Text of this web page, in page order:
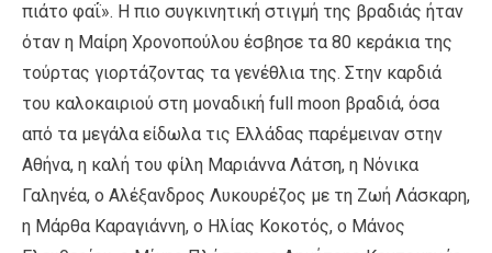
πιάτο φαΐ». Η πιο συγκινητική στιγμή της βραδιάς ήταν
όταν η Μαίρη Χρονοπούλου έσβησε τα 80 κεράκια της
τούρτας γιορτάζοντας τα γενέθλια της. Στην καρδιά
του καλοκαιριού στη μοναδική full moon βραδιά, όσα
από τα μεγάλα είδωλα τις Ελλάδας παρέμειναν στην
Αθήνα, η καλή του φίλη Μαριάννα Λάτση, η Νόνικα
Γαληνέα, ο Αλέξανδρος Λυκουρέζος με τη Ζωή Λάσκαρη,
η Μάρθα Καραγιάννη, ο Ηλίας Κοκοτός, ο Μάνος